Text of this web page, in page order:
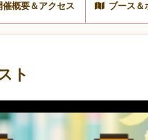
催概要＆アクセス ブース＆
ト